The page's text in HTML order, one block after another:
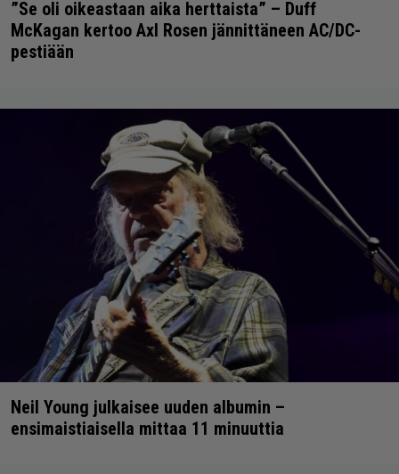
”Se oli oikeastaan aika herttaista” – Duff
McKagan kertoo Axl Rosen jännittäneen AC/DC-
pestiään
Neil Young julkaisee uuden albumin –
ensimaistiaisella mittaa 11 minuuttia